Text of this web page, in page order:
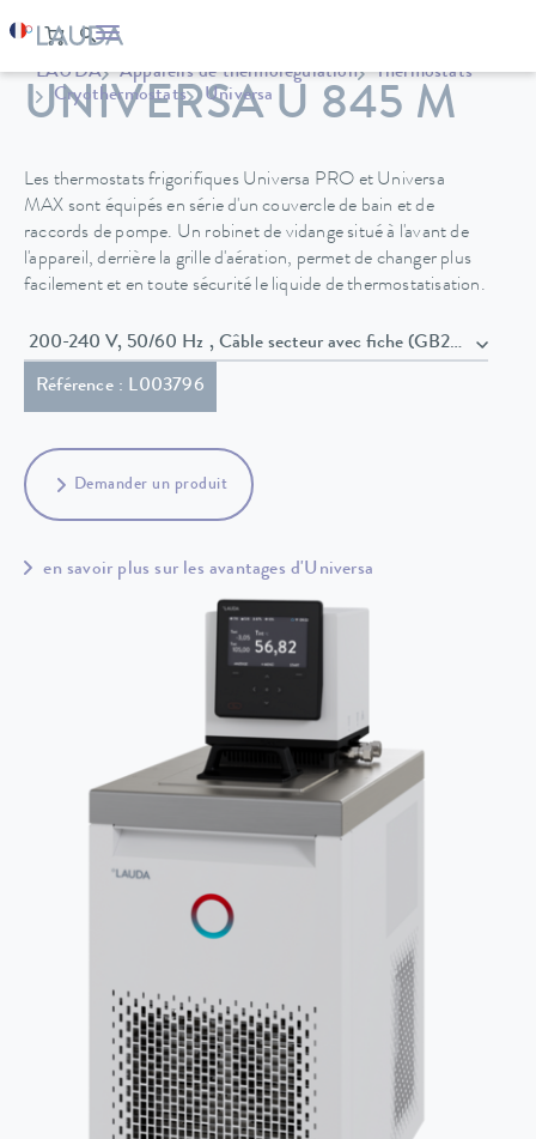
LAUDA Appareils de thermorégulation
Thermostats
Cryothermostats
Universa
UNIVERSA U 845 M
Les thermostats frigorifiques Universa PRO et Universa
MAX sont équipés en série d'un couvercle de bain et de
raccords de pompe. Un robinet de vidange situé à l'avant de
l'appareil, derrière la grille d'aération, permet de changer plus
facilement et en toute sécurité le liquide de thermostatisation.
200-240 V, 50/60 Hz , Câble secteur avec fiche (GB2099,
Référence : L003796
Demander un produit
en savoir plus sur les avantages d'Universa